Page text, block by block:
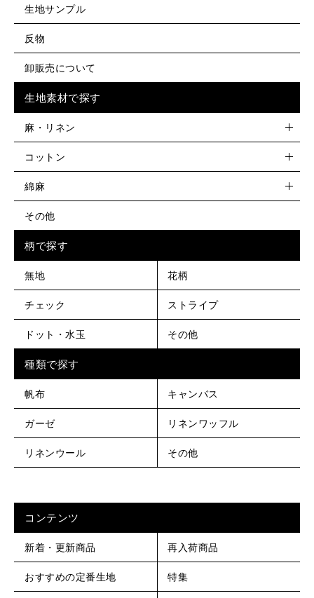
生地サンプル
反物
卸販売について
生地素材で探す
麻・リネン
コットン
綿麻
その他
柄で探す
無地 花柄
チェック ストライプ
ドット・水玉 その他
種類で探す
帆布 キャンバス
ガーゼ リネンワッフル
リネンウール その他
コンテンツ
新着・更新商品 再入荷商品
おすすめの定番生地 特集